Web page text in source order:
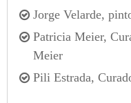
Jorge Velarde,
Patricia Meier,
Meier
Pili Estrada,